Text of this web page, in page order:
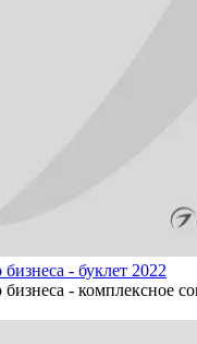
- буклет 2022
бизнеса - комплексное